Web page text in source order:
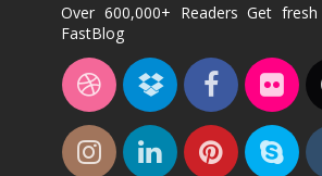
Over 600,000+ Readers Get
FastBlog